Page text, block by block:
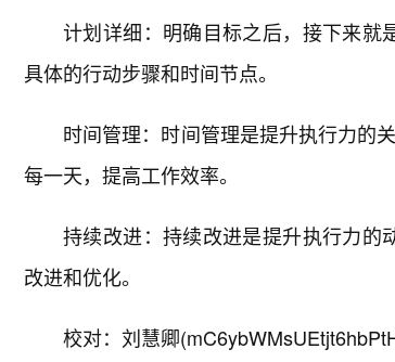
计划详细：明确目标之后，接下来就
具体的行动步骤和时间节点。
时间管理：时间管理是提升执行力的
每一天，提高工作效率。
持续改进：持续改进是提升执行力的
改进和优化。
校对：刘慧卿